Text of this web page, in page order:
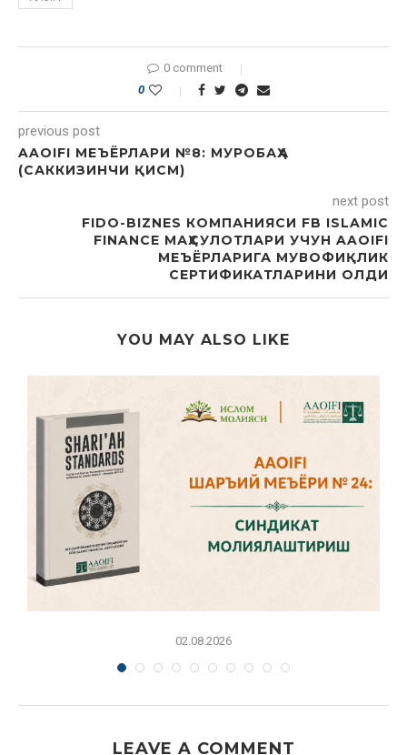
0 comment
0
previous post
AAOIFI МЕЪЁРЛАРИ №8: МУРОБАҲА
(САККИЗИНЧИ ҚИСМ)
next post
FIDO-BIZNES КОМПАНИЯСИ FB ISLAMIC
FINANCE МАҲСУЛОТЛАРИ УЧУН AAOIFI
МЕЪЁРЛАРИГА МУВОФИҚЛИК
СЕРТИФИКАТЛАРИНИ ОЛДИ
YOU MAY ALSO LIKE
02.08.2026
LEAVE A COMMENT